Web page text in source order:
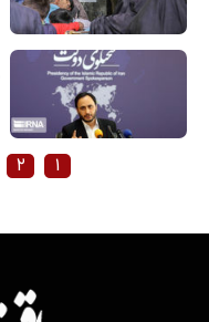
۱ ۲